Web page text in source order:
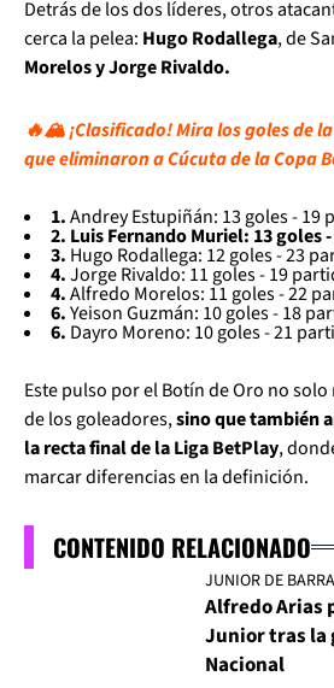
Detrás de los dos líderes, otros
cerca la pelea: Hugo Rodallega, de
Morelos y Jorge Rivaldo.
🔥🏔 ¡Clasificado! Mira los goles de
que eliminaron a Cúcuta de la Copa
1.Andrey Estupiñán: 13 goles - 19
2. Luis Fernando Muriel: 13 goles
3. Hugo Rodallega: 12 goles - 23
4.Jorge Rivaldo: 11 goles - 19
4.Alfredo Morelos: 11 goles - 22
6.Yeison Guzmán: 10 goles - 18
6. Dayro Moreno: 10 goles - 21
Este pulso por el Botín de Oro no
de los goleadores,sino que también
la recta final de la Liga BetPlay,
marcar diferencias en la definición.
CONTENIDO RELACIONADO
JUNIOR DE
Alfredo Arias
Junior tras la
Nacional